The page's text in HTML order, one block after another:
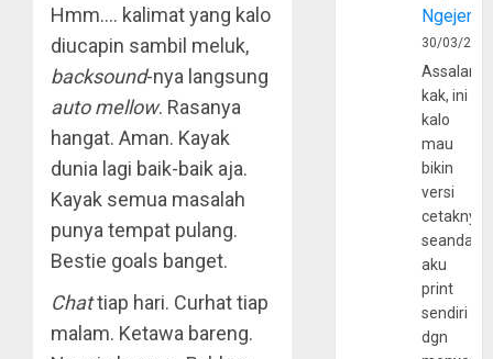
Hmm…. kalimat yang kalo
diucapin sambil meluk,
backsound-nya langsung
auto mellow. Rasanya
hangat. Aman. Kayak
dunia lagi baik-baik aja.
Kayak semua masalah
punya tempat pulang.
Bestie goals banget.
Chattiap hari. Curhat tiap
malam. Ketawa bareng.
30/03/
kak, ini
kalo
mau
bikin
versi
cetaknya
aku
print
sendiri
dgn